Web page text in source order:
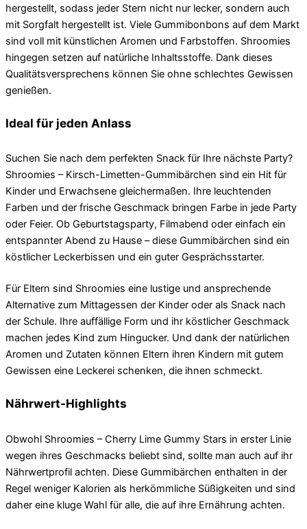
hergestellt, sodass jeder Stern nicht nur lecker, sondern auch
mit Sorgfalt hergestellt ist. Viele Gummibonbons auf dem Markt
sind voll mit künstlichen Aromen und Farbstoffen. Shroomies
hingegen setzen auf natürliche Inhaltsstoffe. Dank dieses
Qualitätsversprechens können Sie ohne schlechtes Gewissen
genießen.
Ideal für jeden Anlass
Suchen Sie nach dem perfekten Snack für Ihre nächste Party?
Shroomies – Kirsch-Limetten-Gummibärchen sind ein Hit für
Kinder und Erwachsene gleichermaßen. Ihre leuchtenden
Farben und der frische Geschmack bringen Farbe in jede Party
oder Feier. Ob Geburtstagsparty, Filmabend oder einfach ein
entspannter Abend zu Hause – diese Gummibärchen sind ein
köstlicher Leckerbissen und ein guter Gesprächsstarter.
Für Eltern sind Shroomies eine lustige und ansprechende
Alternative zum Mittagessen der Kinder oder als Snack nach
der Schule. Ihre auffällige Form und ihr köstlicher Geschmack
machen jedes Kind zum Hingucker. Und dank der natürlichen
Aromen und Zutaten können Eltern ihren Kindern mit gutem
Gewissen eine Leckerei schenken, die ihnen schmeckt.
Nährwert-Highlights
Obwohl Shroomies – Cherry Lime Gummy Stars in erster Linie
wegen ihres Geschmacks beliebt sind, sollte man auch auf ihr
Nährwertprofil achten. Diese Gummibärchen enthalten in der
Regel weniger Kalorien als herkömmliche Süßigkeiten und sind
daher eine kluge Wahl für alle, die auf ihre Ernährung achten.